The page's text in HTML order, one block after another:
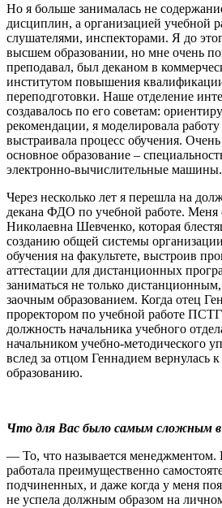
Но я больше занималась не
дисциплин, а организацией учебной
слушателями, инспекторами. Я до
высшем образовании, но мне очень
преподавал, был деканом в
институтом повышения
переподготовки. Наше отделение
создавалось по его советам:
рекомендации, я моделировала
выстраивала процесс обучения.
основное образование –
электронно-вычислительные машины.
Через несколько лет я перешла на
декана ФДО по учебной работе. Меня
Николаевна Шевченко, которая
созданию общей системы
обучения на факультете, выстроив
аттестации для дистанционных
заниматься не только
заочным образованием. Когда отец
проректором по учебной работе
должность начальника учебного
начальником учебно-методического
вслед за отцом Геннадием вернулась
образованию.
Что для Вас было самым сложным в
— То, что называется
работала преимущественно
подчиненных, и даже когда у меня
не успела должным образом на